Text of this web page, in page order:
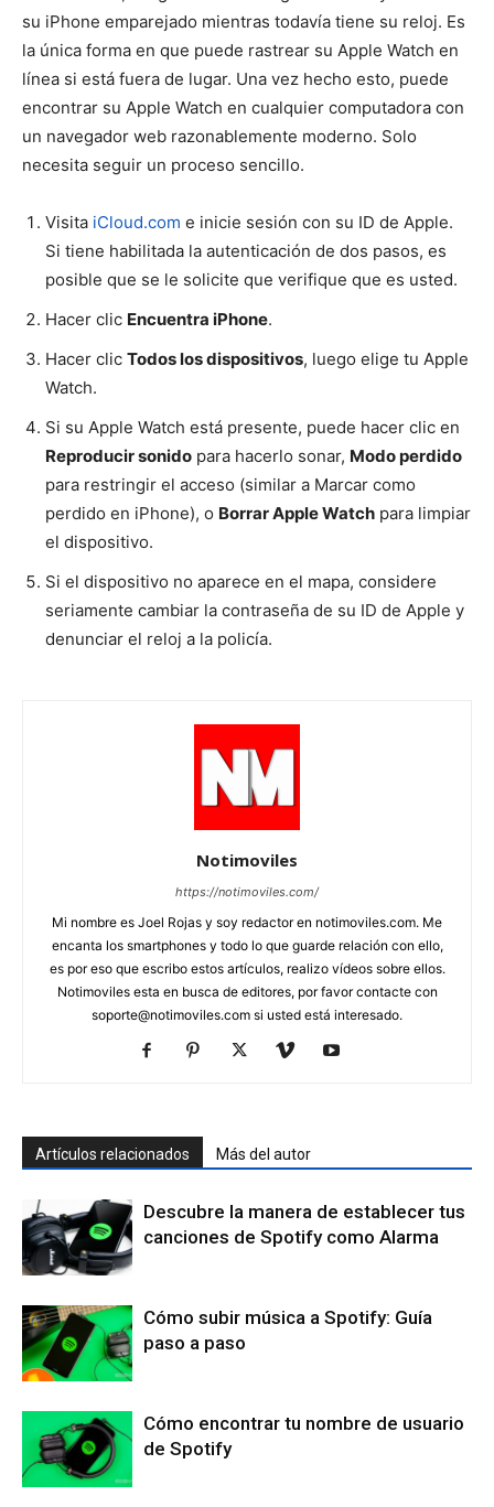
su iPhone emparejado mientras todavía tiene su reloj. Es
la única forma en que puede rastrear su Apple Watch en
línea si está fuera de lugar. Una vez hecho esto, puede
encontrar su Apple Watch en cualquier computadora con
un navegador web razonablemente moderno. Solo
necesita seguir un proceso sencillo.
Visita iCloud.com e inicie sesión con su ID de Apple.
Si tiene habilitada la autenticación de dos pasos, es
posible que se le solicite que verifique que es usted.
Hacer clic Encuentra iPhone.
Hacer clic Todos los dispositivos, luego elige tu Apple
Watch.
Si su Apple Watch está presente, puede hacer clic en
Reproducir sonido para hacerlo sonar, Modo perdido
para restringir el acceso (similar a Marcar como
perdido en iPhone), o Borrar Apple Watch para limpiar
el dispositivo.
Si el dispositivo no aparece en el mapa, considere
seriamente cambiar la contraseña de su ID de Apple y
denunciar el reloj a la policía.
Notimoviles
https://notimoviles.com/
Mi nombre es Joel Rojas y soy redactor en notimoviles.com. Me
encanta los smartphones y todo lo que guarde relación con ello,
es por eso que escribo estos artículos, realizo vídeos sobre ellos.
Notimoviles esta en busca de editores, por favor contacte con
soporte@notimoviles.com si usted está interesado.
Artículos relacionados Más del autor
Descubre la manera de establecer tus
canciones de Spotify como Alarma
Cómo subir música a Spotify: Guía
paso a paso
Cómo encontrar tu nombre de usuario
de Spotify